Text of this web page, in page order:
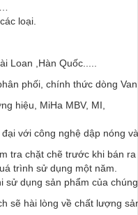
loại.
Loan ,Hàn Quốc.....
phối, chính thức dòng
hiệu, MiHa MBV, MI,
với công nghệ dập nóng
tra chặt chẽ trước khi bán
trình sử dụng một năm.
sử dụng sản phẩm của
sẽ hài lòng về chất lượng